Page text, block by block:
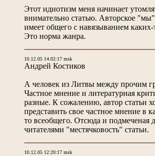
Этот идиотизм меня начинает
внимательно статью. Авторское
имеет общего с навязыванием
Это норма жанра.
10.12.05 14:02:17 msk
Андрей Костиков
А человек из Литвы между прочим
Частное мнение и литературная
разные. К сожалению, автор статьи
представить свое частное мнение в
то всеобщего. Отсюда и подмеченая
читателями "местячковость" статьи.
10.12.05 12:20:17 msk